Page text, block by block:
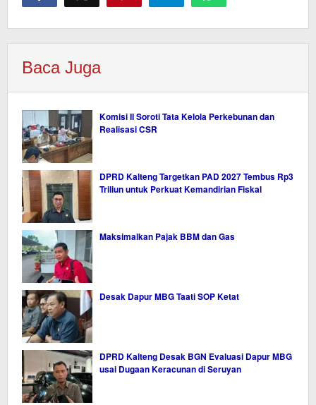
Baca Juga
Komisi II Soroti Tata Kelola Perkebunan dan
Realisasi CSR
DPRD Kalteng Targetkan PAD 2027 Tembus Rp3
Triliun untuk Perkuat Kemandirian Fiskal
Maksimalkan Pajak BBM dan Gas
Desak Dapur MBG Taati SOP Ketat
DPRD Kalteng Desak BGN Evaluasi Dapur MBG
usai Dugaan Keracunan di Seruyan